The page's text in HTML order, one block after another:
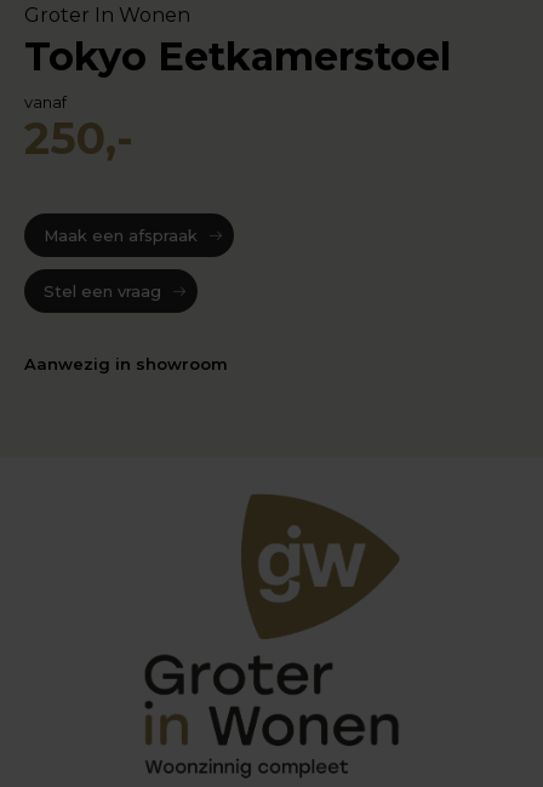
Groter In Wonen
Tokyo Eetkamerstoel
vanaf
250,-
Maak een afspraak
Stel een vraag
Aanwezig in showroom